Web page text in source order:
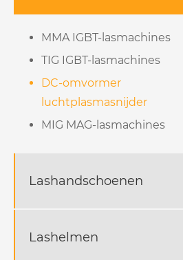
MMA IGBT-lasmachines
TIG IGBT-lasmachines
DC-omvormer
luchtplasmasnijder
MIG MAG-lasmachines
Lashandschoenen
Lashelmen